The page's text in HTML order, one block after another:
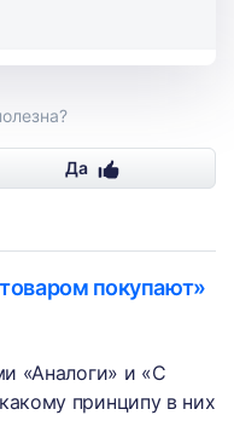
Да
покупают»
«Аналоги» и «С
принципу в них